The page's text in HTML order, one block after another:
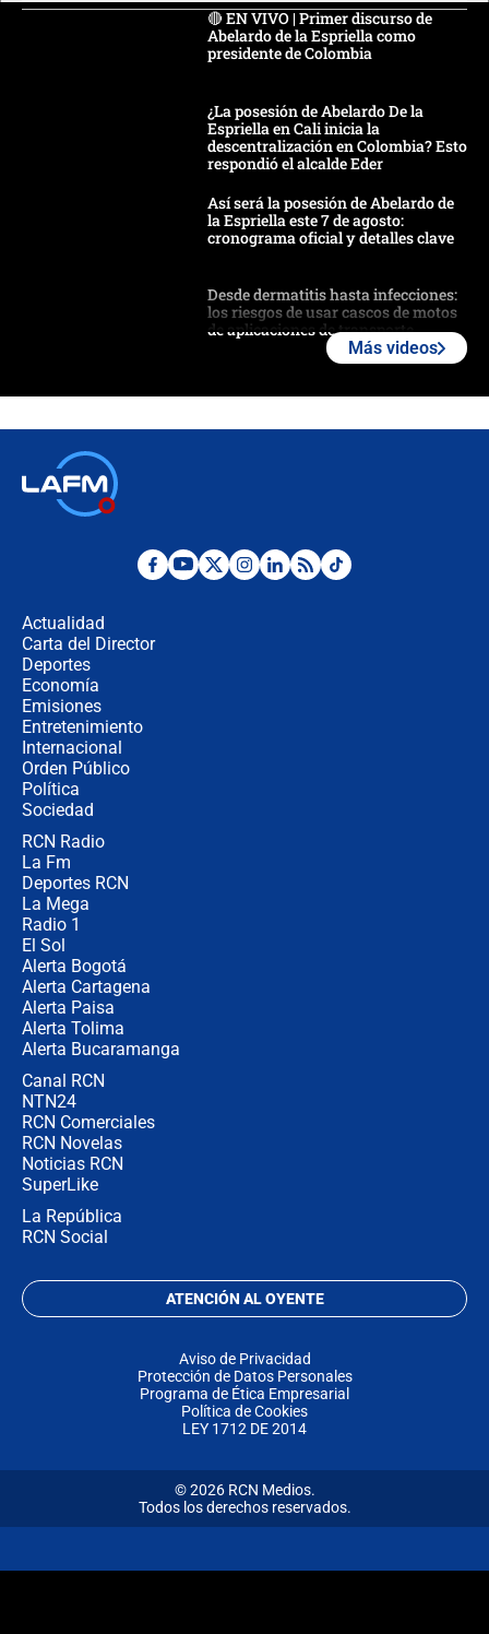
🔴 EN VIVO | Primer discurso de
Abelardo de la Espriella como
presidente de Colombia
¿La posesión de Abelardo De la
Espriella en Cali inicia la
descentralización en Colombia? Esto
respondió el alcalde Eder
Así será la posesión de Abelardo de
la Espriella este 7 de agosto:
cronograma oficial y detalles clave
Desde dermatitis hasta infecciones:
los riesgos de usar cascos de motos
de aplicaciones de transporte
Posesión de Abelardo De La Espriella
Más videos
Actualidad
Carta del Director
Deportes
Economía
Emisiones
Entretenimiento
Internacional
Orden Público
Política
Sociedad
RCN Radio
La Fm
Deportes RCN
La Mega
Radio 1
El Sol
Alerta Bogotá
Alerta Cartagena
Alerta Paisa
Alerta Tolima
Alerta Bucaramanga
Canal RCN
NTN24
RCN Comerciales
RCN Novelas
Noticias RCN
SuperLike
La República
RCN Social
ATENCIÓN AL OYENTE
Aviso de Privacidad
Protección de Datos Personales
Programa de Ética Empresarial
Política de Cookies
LEY 1712 DE 2014
© 2026 RCN Medios.
Todos los derechos reservados.